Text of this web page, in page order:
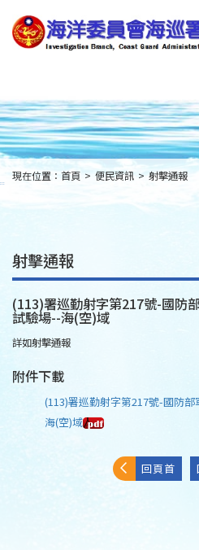
到
主
要
to
main
content
:::
現在位置： 首頁 > 便民資訊 > 射擊通報
射擊通報
(113)署巡勤射字第217號-國防
試驗場--海(空)域
詳如射擊通報
附件下載
(113)署巡勤射字第217號-國防
海(空)域
回頁首